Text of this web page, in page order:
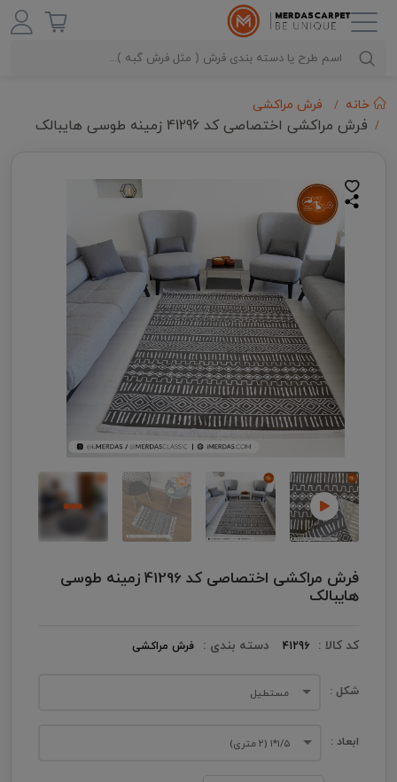
خانه فرش مراکشی
فرش مراکشی اختصاصی کد 41296 زمینه طوسی هایبالک
فرش مراکشی اختصاصی کد 41296 زمینه طوسی
هایبالک
کد کالا : 41296 دسته بندی : فرش مراکشی
شکل : مستطیل
ابعاد : ۱/۵*۱ (۲ متری)